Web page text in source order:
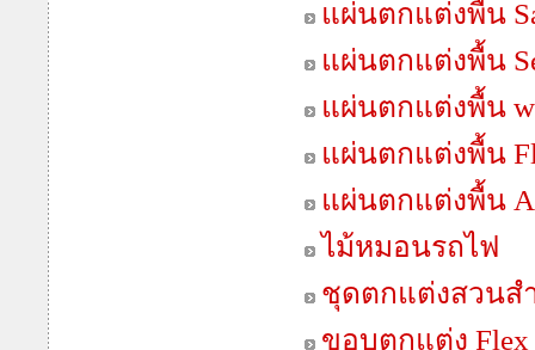
แผ่นตกแต่งพื้น
แผ่นตกแต่งพื้น
แผ่นตกแต่งพื้น
แผ่นตกแต่งพื้น
แผ่นตกแต่งพื้น
ไม้หมอนรถไฟ
ชุดตกแต่งสวนสำ
ขอบตกแต่ง Flex